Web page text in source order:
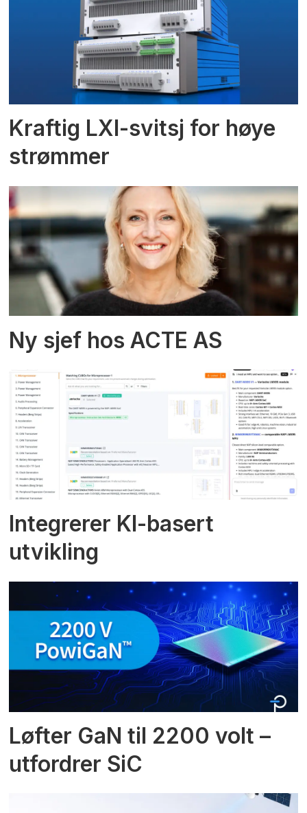
Kraftig LXI-svitsj for høye
strømmer
Ny sjef hos ACTE AS
Integrerer KI-basert
utvikling
Løfter GaN til 2200 volt –
utfordrer SiC